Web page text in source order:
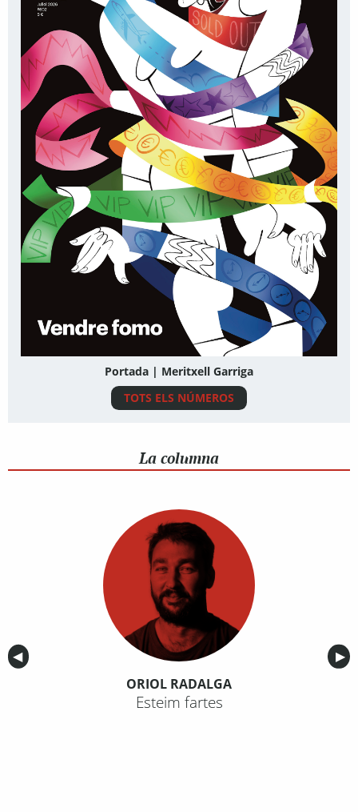
Portada | Meritxell Garriga
TOTS ELS NÚMEROS
La columna
Anterior
◀︎ ▶︎
ORIOL RADALGA
Esteim fartes